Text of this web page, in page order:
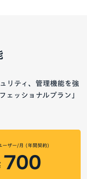
リティ、管理機能を強
ェッショナルプラン」
ーザー/月 (年間契約)
700